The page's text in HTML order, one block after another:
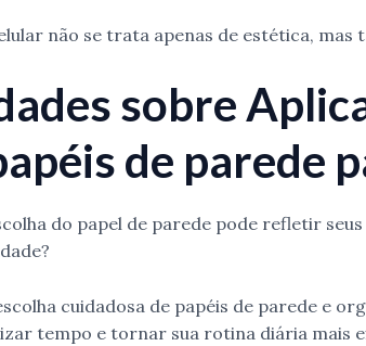
não se trata apenas de estética, mas
sobre
de parede
do papel de parede pode refletir
cuidadosa de papéis de parede e
tempo e tornar sua rotina diária mais